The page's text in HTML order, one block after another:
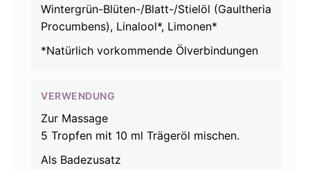
Wintergrün-Blüten-/Blatt-/Stielöl (Gaultheria
Procumbens), Linalool*, Limonen*
*Natürlich vorkommende Ölverbindungen
VERWENDUNG
Zur Massage
5 Tropfen mit 10 ml Trägeröl mischen.
Als Badezusatz